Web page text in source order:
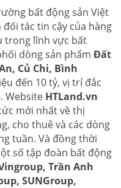
bất động sản Việt
tác tin cậy của hàng
trong lĩnh vực bất
dòng sản phẩm Đất
Củ Chi, Bình
đến 10 tỷ, vị trí đắc
Website HTLand.vn
mới nhất về thị
cho thuê và các dòng
tuần. Và đồng thời
số tập đoàn bất động
Trần Anh
SUNGroup,